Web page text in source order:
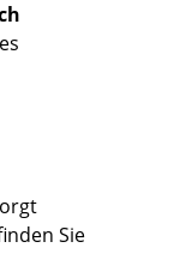
Sie